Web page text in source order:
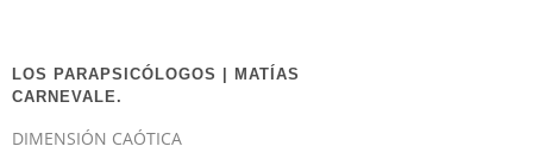
LOS PARAPSICÓLOGOS | MATÍAS
CARNEVALE.
DIMENSIÓN CAÓTICA